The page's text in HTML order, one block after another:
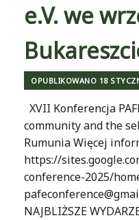
e.V. we
OPUBLIKOWANO 18
XVII Konferencja
community and the
Rumunia Więcej
https://
conference-2025/
NAJBLIŻSZE